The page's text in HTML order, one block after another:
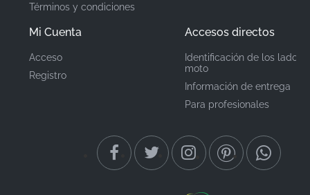
Fabricante
montaje
Cubierta trasera*
Emblema
Mantener tu Kawasaki con componentes de fábrica
auténticos es una clara declaración de orgullo de
Términos y condiciones
Mi Cuenta
Acceso
Registro
Accesos directos
Identificación de los lados
moto
Información de entrega
Para profesionales